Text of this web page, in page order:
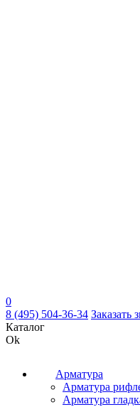
0
8 (495) 504-36-34 Заказать
Каталог
Ok
Арматура
Арматура
Арматура